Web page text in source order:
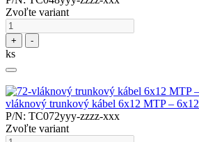
Zvoľte variant
+ -
ks
vláknový trunkový kábel 6x12 MTP –
P/N: TC072yyy-zzzz-xxx
Zvoľte variant